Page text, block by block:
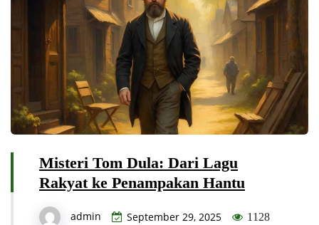
Misteri Tom Dula: Dari Lagu
Rakyat ke Penampakan Hantu
admin September 29, 2025 1128